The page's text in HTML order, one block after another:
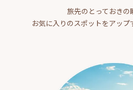
旅先のとっておきの
お気に入りのスポットをアッ